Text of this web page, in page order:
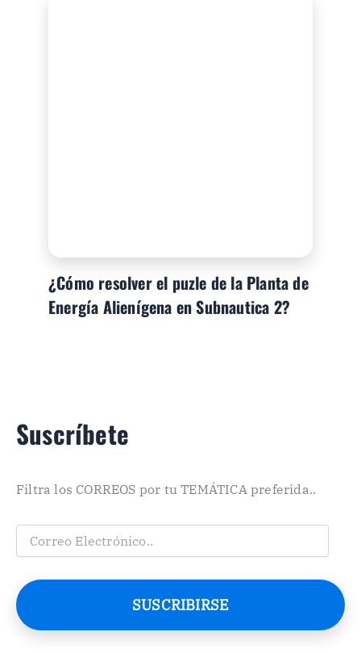
¿Cómo resolver el puzle de la Planta de
Energía Alienígena en Subnautica 2?
Suscríbete
Filtra los CORREOS por tu TEMÁTICA preferida..
e
o
SUSCRIBIRSE